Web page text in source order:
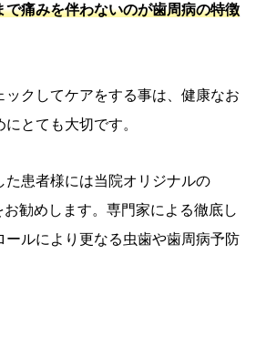
で痛みを伴わないのが歯周病の特徴
ックしてケアをする事は、健康なお
とても大切です。
た患者様には当院オリジナルの
勧めします。専門家による徹底し
ールにより更なる虫歯や歯周病予防